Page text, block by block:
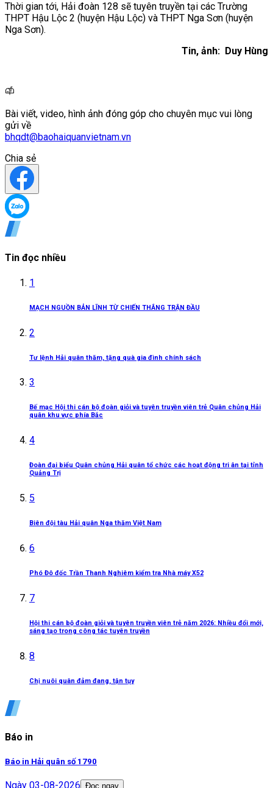
Thời gian tới, Hải đoàn 128 sẽ tuyên truyền tại các Trường
THPT Hậu Lộc 2 (huyện Hậu Lộc) và THPT Nga Sơn (huyện
Nga Sơn).
Tin, ảnh: Duy Hùng
Bài viết, video, hình ảnh đóng góp cho chuyên mục vui lòng
gửi về
bhqdt@baohaiquanvietnam.vn
Chia sẻ
Tin đọc nhiều
1
MẠCH NGUỒN BẢN LĨNH TỪ CHIẾN THẮNG TRẬN ĐẦU
2
Tư lệnh Hải quân thăm, tặng quà gia đình chính sách
3
Bế mạc Hội thi cán bộ đoàn giỏi và tuyên truyền viên trẻ Quân chủng Hải
quân khu vực phía Bắc
4
Đoàn đại biểu Quân chủng Hải quân tổ chức các hoạt động tri ân tại tỉnh
Quảng Trị
5
Biên đội tàu Hải quân Nga thăm Việt Nam
6
Phó Đô đốc Trần Thanh Nghiêm kiểm tra Nhà máy X52
7
Hội thi cán bộ đoàn giỏi và tuyên truyền viên trẻ năm 2026: Nhiều đổi mới,
sáng tạo trong công tác tuyên truyền
8
Chị nuôi quân đảm đang, tận tụy
Báo in
Báo in Hải quân số 1790
Ngày 03-08-2026 Đọc ngay